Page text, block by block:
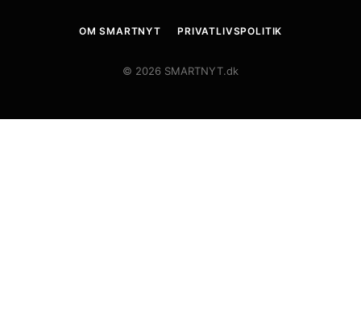
OM SMARTNYT PRIVATLIVSPOLITIK
© 2026 SMARTNYT.dk